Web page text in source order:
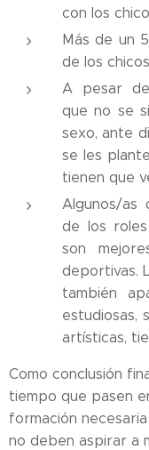
con los
Más de un
de los
A pesar de
que no se
sexo, ante
se les
tienen que
Algunos/as
de los roles
son
deportivas.
también
estudiosas,
artísticas,
Como conclusión
tiempo que pasen
formación
no deben aspirar a